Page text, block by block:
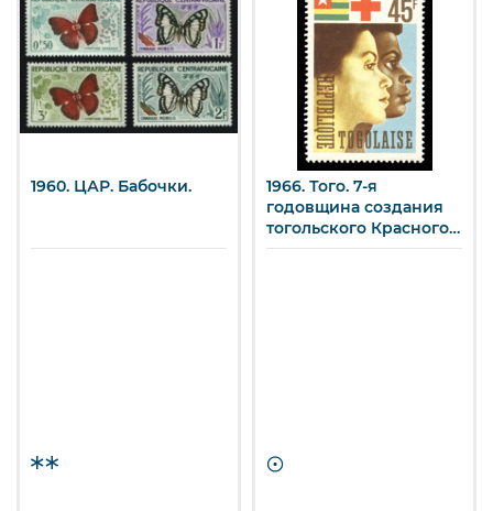
1960. ЦАР. Бабочки.
1966. Того. 7-я
годовщина создания
тогольского Красного
Креста.